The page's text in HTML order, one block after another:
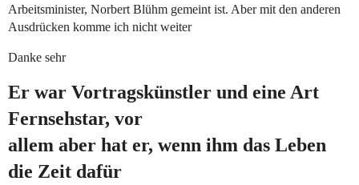
Arbeitsminister, Norbert Blühm gemeint ist. Aber mit den anderen
Ausdrücken komme ich nicht weiter
Danke sehr
Er war Vortragskünstler und eine Art
Fernsehstar, vor
allem aber hat er, wenn ihm das Leben
die Zeit dafür